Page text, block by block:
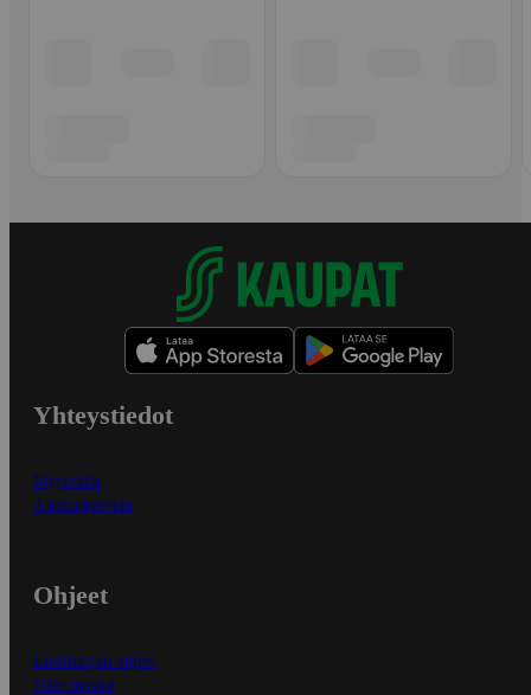
Yhteystiedot
Myymälät
Asiakaspalvelu
Ohjeet
Ensitilaajan ohjeet
Näin maksat